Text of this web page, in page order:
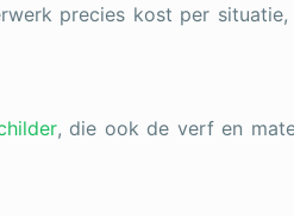
precies kost per
, die ook de verf en